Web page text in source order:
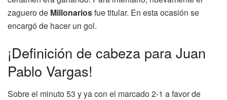
zaguero de Millonariosfue titular. En esta ocasión se
encargó de hacer un gol.
¡Definición de cabeza para Juan
Pablo Vargas!
Sobre el minuto 53 y ya con el marcado 2-1 a favor de